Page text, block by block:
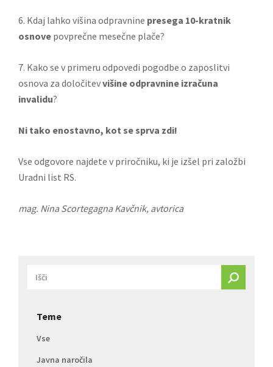
6. Kdaj lahko višina odpravnine presega 10-kratnik
osnove povprečne mesečne plače?
7. Kako se v primeru odpovedi pogodbe o zaposlitvi
osnova za določitevvišine odpravnine izračuna
invalidu?
Ni tako enostavno, kot se sprva zdi!
Vse odgovore najdete v priročniku, ki je izšel pri založbi
Uradni list RS.
mag. Nina Scortegagna Kavčnik, avtorica
Teme
Vse
Javna naročila